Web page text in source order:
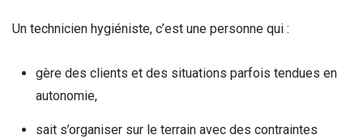
Un technicien hygiéniste, c’est une personne qui :
gère des clients et des situations parfois tendues en
autonomie,
sait s’organiser sur le terrain avec des contraintes